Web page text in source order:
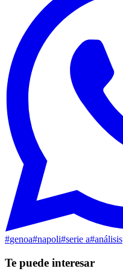
#genoa#napoli#serie a#análisis
Te puede interesar